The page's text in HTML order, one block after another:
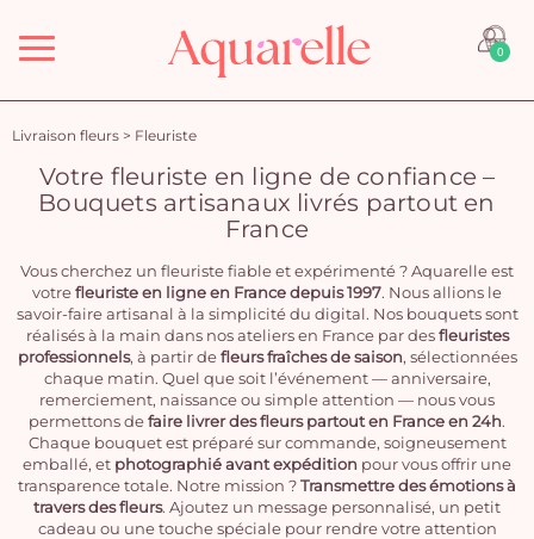
Menu 0
Livraison fleurs > Fleuriste
Votre fleuriste en ligne de confiance –
Bouquets artisanaux livrés partout en
France
Vous cherchez un fleuriste fiable et expérimenté ? Aquarelle est
votrefleuriste en ligne en France depuis 1997. Nous allions le
savoir-faire artisanal à la simplicité du digital. Nos bouquets sont
réalisés à la main dans nos ateliers en France par desfleuristes
professionnels, à partir defleurs fraîches de saison, sélectionnées
chaque matin. Quel que soit l’événement — anniversaire,
remerciement, naissance ou simple attention — nous vous
permettons defaire livrer des fleurs partout en France en 24h.
Chaque bouquet est préparé sur commande, soigneusement
emballé, et photographié avant expédition pour vous offrir une
transparence totale. Notre mission ?Transmettre des émotions à
travers des fleurs. Ajoutez un message personnalisé, un petit
cadeau ou une touche spéciale pour rendre votre attention